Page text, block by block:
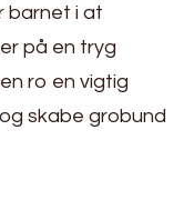
barnet i at
på en tryg
ro en vigtig
skabe grobund